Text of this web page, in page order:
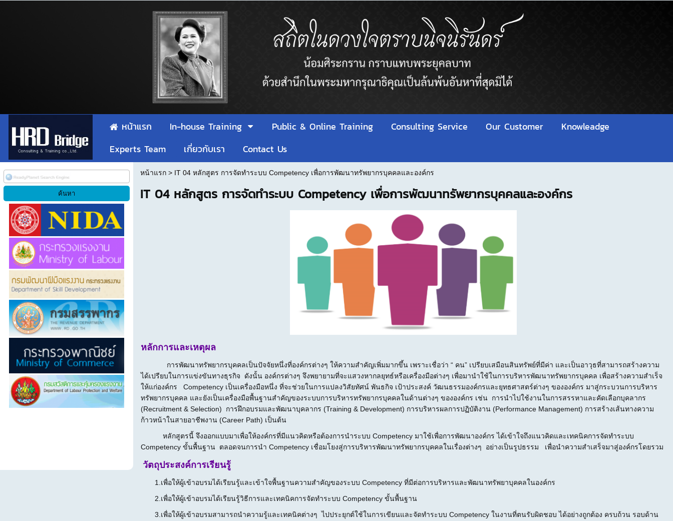
หน้าแรก In-house Training Public & Online Training Consulting Service Our Customer
Knowleadge
Experts Team
เกี่ยวกับเรา Contact Us
หน้าแรก> IT 04 หลักสูตร การจัดทำระบบ Competency เพื่อการพัฒนาทรัพยากรบุคคลและองค์กร
IT 04 หลักสูตร การจัดทำระบบ Competency เพื่อการพัฒนาทรัพยากรบุคคลและองค์กร
หลักการและเหตุผล
การพัฒนาทรัพยากรบุคคลเป็นปัจจัยหนึ่งที่องค์กรต่างๆ ให้ความสำคัญเพิ่มมากขึ้น เพราะเชื่อว่า “ คน” เปรียบเสมือนสินทรัพย์ที่มีค่า และเป็นอาวุธที่สามารถสร้างความ
ได้เปรียบในการแข่งขันทางธุรกิจ ดังนั้น องค์กรต่างๆ จึงพยายามที่จะแสวงหากลยุทธ์หรือเครื่องมือต่างๆ เพื่อมานำใช้ในการบริหารพัฒนาทรัพยากรบุคคล เพื่อสร้างความสำเร็จ
ให้แก่องค์กร Competency เป็นเครื่องมือหนึ่ง ที่จะช่วยในการแปลงวิสัยทัศน์ พันธกิจ เป้าประสงค์ วัฒนธรรมองค์กรและยุทธศาสตร์ต่างๆ ขององค์กร มาสู่กระบวนการบริหาร
ทรัพยากรบุคคล และยังเป็นเครื่องมือพื้นฐานสำคัญของระบบการบริหารทรัพยากรบุคคลในด้านต่างๆ ขององค์กร เช่น การนำไปใช้งานในการสรรหาและคัดเลือกบุคลากร
(Recruitment & Selection) การฝึกอบรมและพัฒนาบุคลากร (Training & Development) การบริหารผลการปฏิบัติงาน (Performance Management) การสร้างเส้นทางความ
ก้าวหน้าในสายอาชีพงาน (Career Path) เป็นต้น
หลักสูตรนี้ จึงออกแบบมาเพื่อให้องค์กรที่มีแนวคิดหรือต้องการนำระบบ Competency มาใช้เพื่อการพัฒนาองค์กร ได้เข้าใจถึงแนวคิดและเทคนิคการจัดทำระบบ
Competency ขั้นพื้นฐาน ตลอดจนการนำ Competency เชื่อมโยงสู่การบริหารพัฒนาทรัพยากรบุคคลในเรื่องต่างๆ อย่างเป็นรูปธรรม เพื่อนำความสำเสร็จมาสู่องค์กรโดยรวม
วัตถุประสงค์การเรียนรู้
1.เพื่อให้ผู้เข้าอบรมได้เรียนรู้และเข้าใจพื้นฐานความสำคัญของระบบ Competency ที่มีต่อการบริหารและพัฒนาทรัพยาบุคคลในองค์กร
2.เพื่อให้ผู้เข้าอบรมได้เรียนรู้วิธีการและเทคนิคการจัดทำระบบ Competency ขั้นพื้นฐาน
3.เพื่อให้ผู้เข้าอบรมสามารถนำความรู้และเทคนิคต่างๆ ไปประยุกต์ใช้ในการเขียนและจัดทำระบบ Competency ในงานที่ตนรับผิดชอบ ได้อย่างถูกต้อง ครบถ้วน รอบด้าน